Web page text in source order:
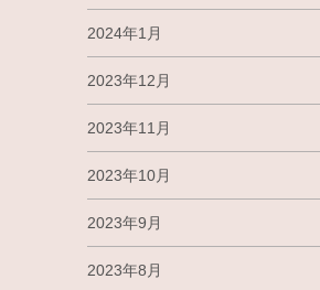
2024年1月
2023年12月
2023年11月
2023年10月
2023年9月
2023年8月